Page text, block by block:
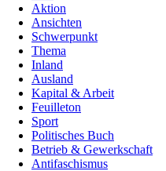
Aktion
Ansichten
Schwerpunkt
Thema
Inland
Ausland
Kapital & Arbeit
Feuilleton
Sport
Politisches Buch
Betrieb & Gewerkschaft
Antifaschismus